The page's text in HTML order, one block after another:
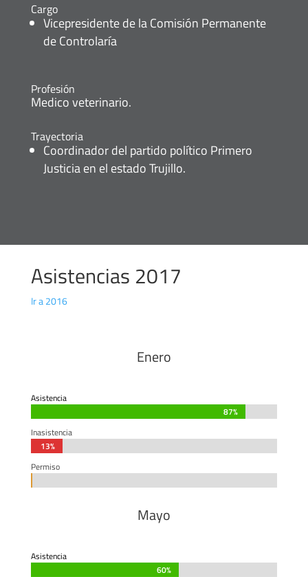
Cargo
Vicepresidente de la Comisión Permanente
de Controlaría
Profesión
Medico veterinario.
Trayectoria
Coordinador del partido político Primero
Justicia en el estado Trujillo.
Asistencias 2017
Ir a 2016
Enero
Asistencia
87%
87%
Inasistencia
13%
13%
Permiso
Mayo
Asistencia
60%
60%